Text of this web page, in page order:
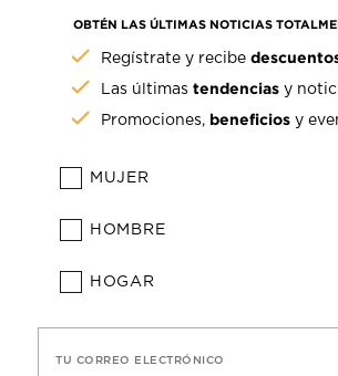
OBTÉN LAS ÚLTIMAS NOTICIAS
Regístrate y recibe
Las últimastendencias y
Promociones, beneficios y
MUJER
HOMBRE
HOGAR
TU CORREO ELECTRÓNICO